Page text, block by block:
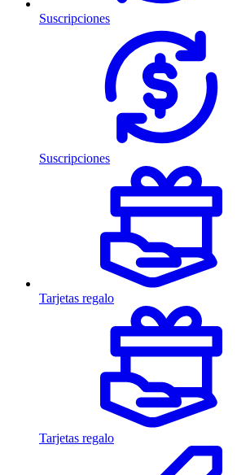
Suscripciones
Suscripciones
Tarjetas regalo
Tarjetas regalo